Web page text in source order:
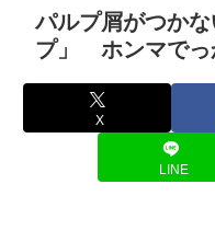
パルプ屑がつか
プ」 ホンマで
X
LINE